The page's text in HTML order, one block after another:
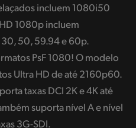
incluem 1080i50
1080p incluem
50, 59.94 e 60p.
PsF 1080! O modelo
Ultra HD de até 2160p60.
taxas DCI 2K e 4K até
suporta nível A e nível
3G-SDI.